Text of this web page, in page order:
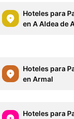
Hoteles para
en A Aldea de
Hoteles para
en Armal
Hoteles para